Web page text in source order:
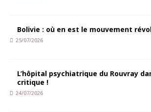
Bolivie : où en est le mouvement
25/07/2026
L’hôpital psychiatrique du Rouvray
critique !
24/07/2026